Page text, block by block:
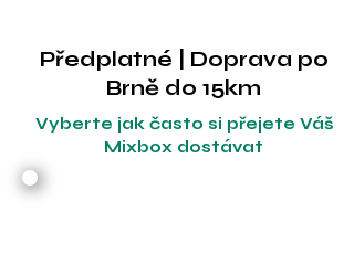
Předplatné | Doprava po
Brně do 15km
Vyberte jak často si přejete Váš
Mixbox dostávat